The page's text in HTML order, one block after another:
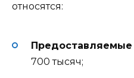
относятся:
700 тысяч;